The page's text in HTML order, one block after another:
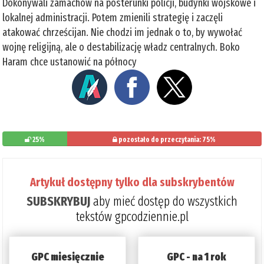
Dokonywali zamachów na posterunki policji, budynki wojskowe i
lokalnej administracji. Potem zmienili strategię i zaczęli
atakować chrześcijan. Nie chodzi im jednak o to, by wywołać
wojnę religijną, ale o destabilizację władz centralnych. Boko
Haram chce ustanowić na północy
25% pozostało do przeczytania: 75%
Artykuł dostępny tylko dla subskrybentów
SUBSKRYBUJaby mieć dostęp do wszystkich
tekstów gpcodziennie.pl
GPC miesięcznie GPC - na 1 rok